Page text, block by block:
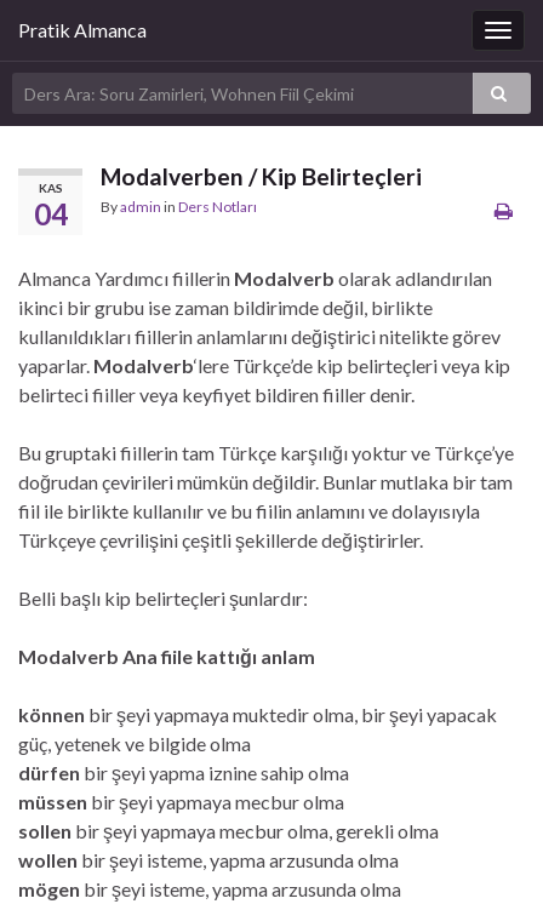
Pratik Almanca
KAS
04
Modalverben / Kip Belirteçleri
Byadmin in Ders Notları
Almanca Yardımcı fiillerin Modalverb olarak adlandırılan
ikinci bir grubu ise zaman bildirimde değil, birlikte
kullanıldıkları fiillerin anlamlarını değiştirici nitelikte görev
yaparlar. Modalverb‘lere Türkçe’de kip belirteçleri veya kip
belirteci fiiller veya keyfiyet bildiren fiiller denir.
Bu gruptaki fiillerin tam Türkçe karşılığı yoktur ve Türkçe’ye
doğrudan çevirileri mümkün değildir. Bunlar mutlaka bir tam
fiil ile birlikte kullanılır ve bu fiilin anlamını ve dolayısıyla
Türkçeye çevrilişini çeşitli şekillerde değiştirirler.
Belli başlı kip belirteçleri şunlardır:
Modalverb Ana fiile kattığı anlam
können bir şeyi yapmaya muktedir olma, bir şeyi yapacak
güç, yetenek ve bilgide olma
dürfen bir şeyi yapma iznine sahip olma
müssen bir şeyi yapmaya mecbur olma
sollen bir şeyi yapmaya mecbur olma, gerekli olma
wollen bir şeyi isteme, yapma arzusunda olma
mögen bir şeyi isteme, yapma arzusunda olma